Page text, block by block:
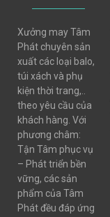
Xưởng may Tâm
Phát chuyên sản
xuất các loại balo,
túi xách và phụ
kiện thời trang,..
theo yêu cầu của
khách hàng. Với
phương châm:
Tận Tâm phục vụ
– Phát triển bền
vững, các sản
phẩm của Tâm
Phát đều đáp ứng